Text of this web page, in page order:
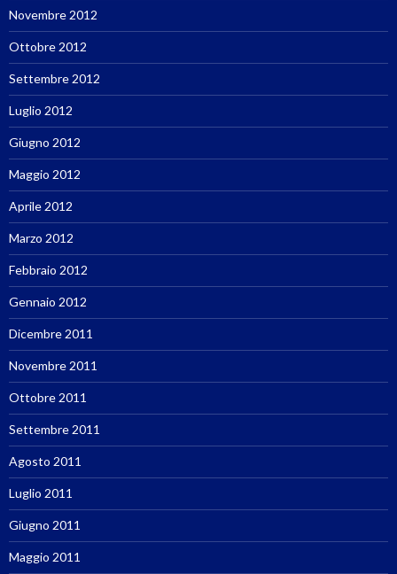
Novembre 2012
Ottobre 2012
Settembre 2012
Luglio 2012
Giugno 2012
Maggio 2012
Aprile 2012
Marzo 2012
Febbraio 2012
Gennaio 2012
Dicembre 2011
Novembre 2011
Ottobre 2011
Settembre 2011
Agosto 2011
Luglio 2011
Giugno 2011
Maggio 2011